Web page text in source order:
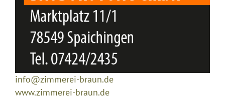
info@zimmerei-braun.de
www.zimmerei-braun.de